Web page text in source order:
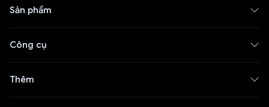
Sản phẩm
Công cụ
Thêm